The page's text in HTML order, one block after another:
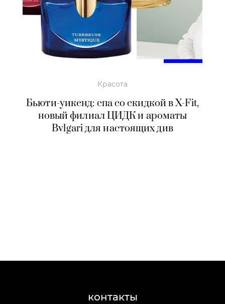
Красота
Бьюти-уикенд: спа со скидкой в X-Fit,
новый филиал ЦИДК и ароматы
Bvlgari для настоящих див
контакты